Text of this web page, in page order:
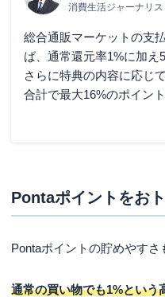
消費生活ジャーナリス
総合通販マーケットの支
ば、通常還元率1%に加え
さらに特典の内容に応じ
合計で最大16%のポイン
Pontaポイントをお
Pontaポイントの貯めやすさ
通常の買い物でも1%という